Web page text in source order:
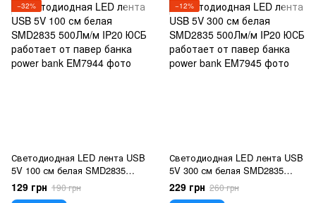
−32%
Светодиодная LED лента USB
5V 100 см белая SMD2835
500Лм/м IP20 ЮСБ работает
от павер банка power bank
129 грн 190 грн
−12%
Светодиодная LED лента USB
5V 300 см белая SMD2835
500Лм/м IP20 ЮСБ работает
от павер банка power bank
229 грн 260 грн